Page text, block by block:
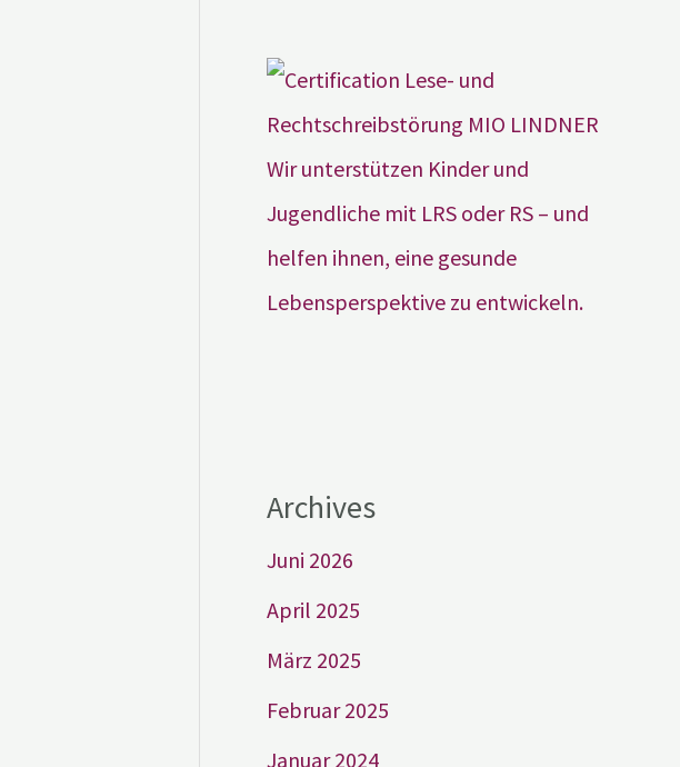
Wir unterstützen Kinder und
Jugendliche mit LRS oder RS – und
helfen ihnen, eine gesunde
Lebensperspektive zu entwickeln.
Archives
Juni 2026
April 2025
März 2025
Februar 2025
Januar 2024